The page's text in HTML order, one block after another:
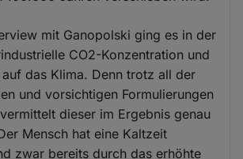
mit Ganopolski ging es in der
CO2-Konzentration und
das Klima. Denn trotz all der
und vorsichtigen Formulierungen
dieser im Ergebnis genau
Mensch hat eine Kaltzeit
zwar bereits durch das erhöhte